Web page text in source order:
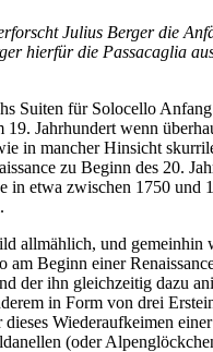
Julius Berger die
hierfür die Passacaglia
Suiten für Solocello
19. Jahrhundert wenn
in mancher Hinsicht
zu Beginn des 20.
in etwa zwischen 1750 und
allmählich, und
Beginn einer
der ihn gleichzeitig dazu
in Form von drei
Wiederaufkeimen
(oder